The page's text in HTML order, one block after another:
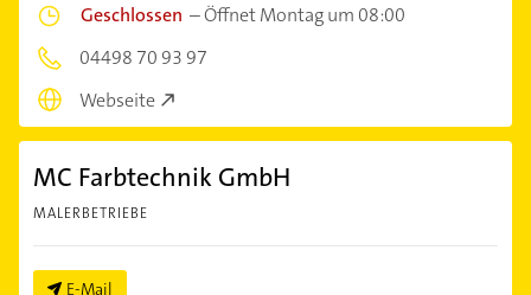
Geschlossen –Öffnet Montag um 08:00
04498 70 93 97
Webseite
MC Farbtechnik GmbH
MALERBETRIEBE
E-Mail